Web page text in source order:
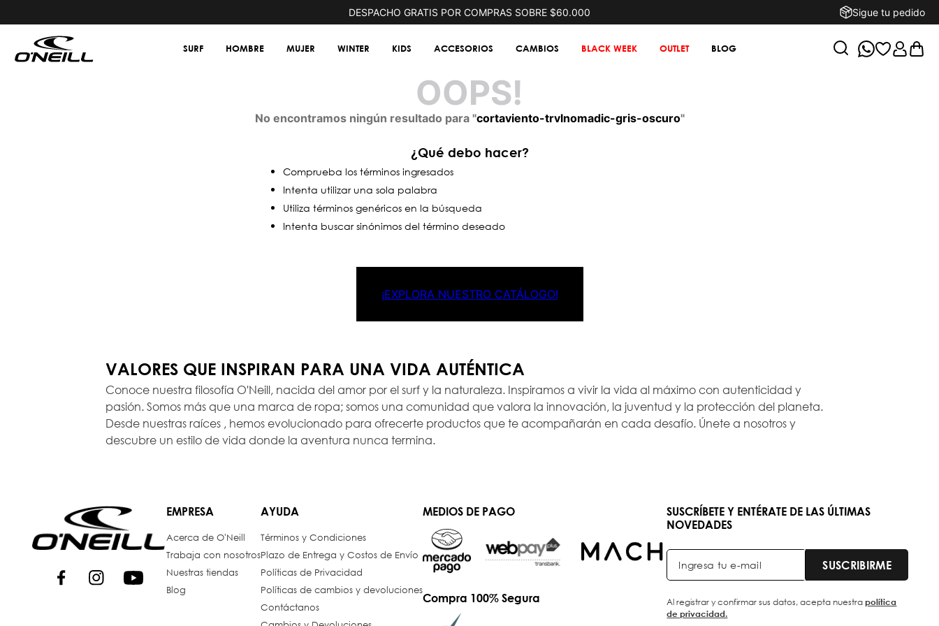
DESPACHO GRATIS POR COMPRAS SOBRE $60.000 Sigue tu pedido
SURF HOMBRE MUJER WINTER KIDS ACCESORIOS CAMBIOS BLACK WEEK OUTLET BLOG
OOPS!
No encontramos ningún resultado para "cortaviento-trvlnomadic-gris-oscuro"
¿Qué debo hacer?
Comprueba los términos ingresados
Intenta utilizar una sola palabra
Utiliza términos genéricos en la búsqueda
Intenta buscar sinónimos del término deseado
¡EXPLORA NUESTRO CATÁLOGO!
VALORES QUE INSPIRAN PARA UNA VIDA AUTÉNTICA
Conoce nuestra filosofía O'Neill, nacida del amor por el surf y la naturaleza. Inspiramos a vivir la vida al máximo con autenticidad y
pasión. Somos más que una marca de ropa; somos una comunidad que valora la innovación, la juventud y la protección del planeta.
Desde nuestras raíces , hemos evolucionado para ofrecerte productos que te acompañarán en cada desafío. Únete a nosotros y
descubre un estilo de vida donde la aventura nunca termina.
EMPRESA
Acerca de O'Neill
Trabaja con nosotros
Nuestras tiendas
Blog
AYUDA
Términos y Condiciones
Plazo de Entrega y Costos de Envío
Políticas de Privacidad
Políticas de cambios y devoluciones
Contáctanos
MEDIOS DE PAGO
Compra 100% Segura
SUSCRÍBETE Y ENTÉRATE DE LAS ÚLTIMAS
NOVEDADES
SUSCRIBIRME
Al registrar y confirmar sus datos, acepta nuestrapolítica
de privacidad.